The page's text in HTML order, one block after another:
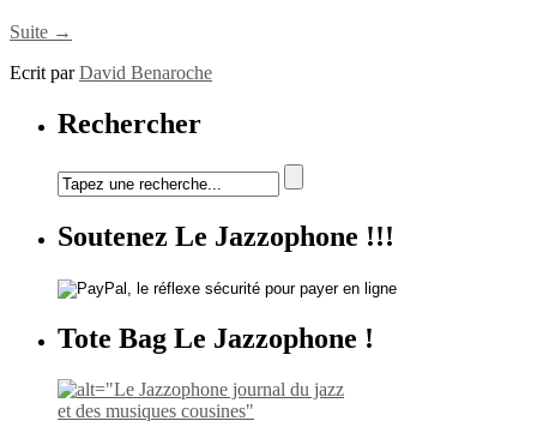
Suite →
Ecrit parDavid Benaroche
Rechercher
Soutenez Le Jazzophone !!!
Tote Bag Le Jazzophone !